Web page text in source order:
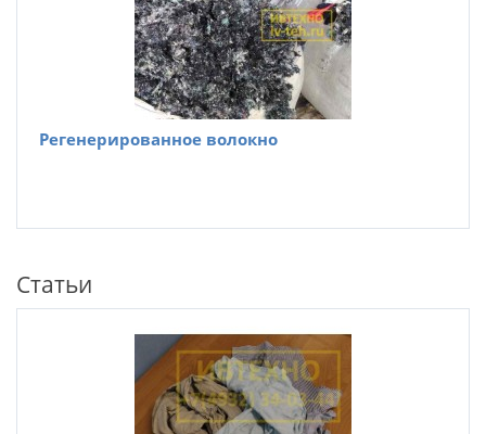
Регенерированное волокно
Статьи